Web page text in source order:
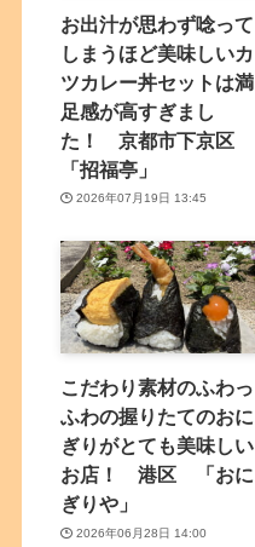
お出汁が思わず唸って
しまうほど美味しいカ
ツカレー丼セットは満
足感が高すぎまし
た！ 京都市下京区
「招福亭」
2026年07月19日 13:45
こだわり素材のふわっ
ふわの握りたてのおに
ぎりがとても美味しい
お店！ 港区 「おに
ぎりや」
2026年06月28日 14:00